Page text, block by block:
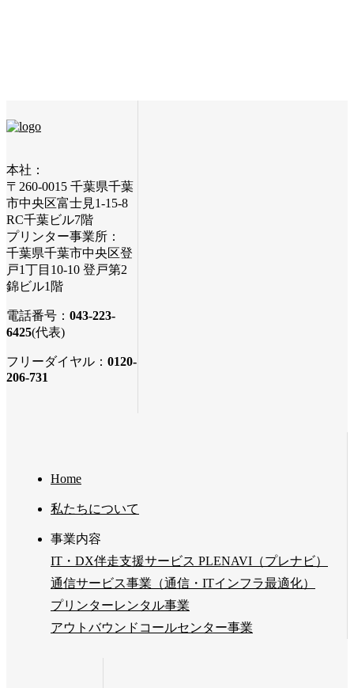
本社：
〒260-0015 千葉県千葉
市中央区富士見1-15-8
RC千葉ビル7階
プリンター事業所：
千葉県千葉市中央区登
戸1丁目10-10 登戸第2
錦ビル1階
電話番号： 043-223-
6425(代表)
フリーダイヤル： 0120-
206-731
Home
私たちについて
事業内容
IT・DX伴走支援サービス PLENAVI（プレナビ）
通信サービス事業（通信・ITインフラ最適化）
プリンターレンタル事業
アウトバウンドコールセンター事業